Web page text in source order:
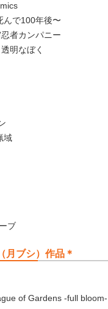
んで100年後〜
者カンパニー
明なぼく
域
ブ
月ブシ）作品＊
of Gardens -full bloom-